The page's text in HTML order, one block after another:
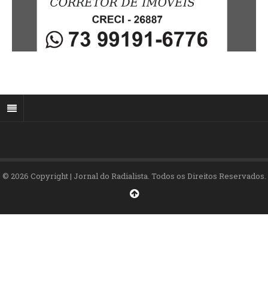
© 2026 Copyright | Jornal do Radialista. Todos os Direitos Reservados.